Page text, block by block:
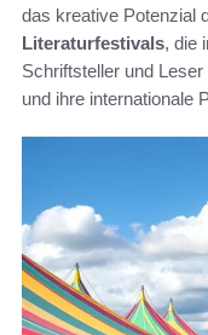
das kreative Potenzial
Literaturfestivals, die
Schriftsteller und
und ihre internationale